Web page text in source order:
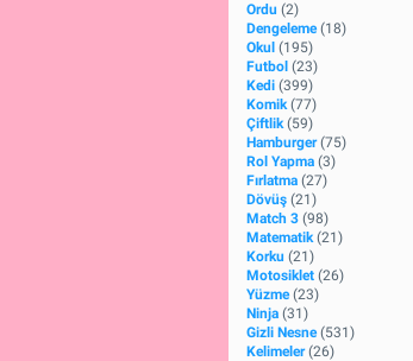
Ordu (2)
Dengeleme (18)
Okul (195)
Futbol (23)
Kedi (399)
Komik (77)
Çiftlik (59)
Hamburger (75)
Rol Yapma (3)
Fırlatma (27)
Dövüş (21)
Match 3 (98)
Matematik (21)
Korku (21)
Motosiklet (26)
Yüzme (23)
Ninja (31)
Gizli Nesne (531)
Kelimeler (26)